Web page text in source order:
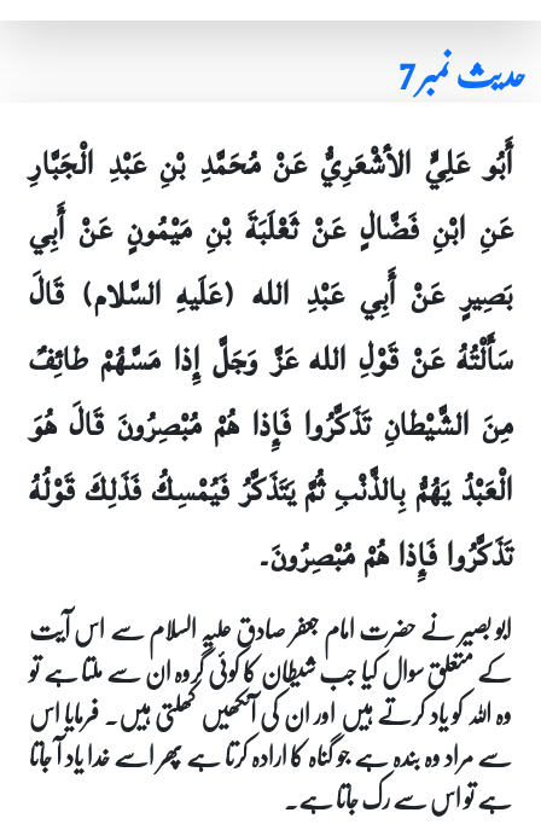
حدیث نمبر 7
أَبُو عَلِيٍّ الأشْعَرِيُّ عَنْ مُحَمَّدِ بْنِ عَبْدِ الْجَبَّارِ
عَنِ ابْنِ فَضَّالٍ عَنْ ثَعْلَبَةَ بْنِ مَيْمُونٍ عَنْ أَبِي
بَصِيرٍ عَنْ أَبِي عَبْدِ الله (عَلَيهِ السَّلام) قَالَ
سَأَلْتُهُ عَنْ قَوْلِ الله عَزَّ وَجَلَّ إِذا مَسَّهُمْ طائِفٌ
مِنَ الشَّيْطانِ تَذَكَّرُوا فَإِذا هُمْ مُبْصِرُونَ قَالَ هُوَ
الْعَبْدُ يَهُمُّ بِالذَّنْبِ ثُمَّ يَتَذَكَّرُ فَيُمْسِكُ فَذَلِكَ قَوْلُهُ
تَذَكَّرُوا فَإِذا هُمْ مُبْصِرُونَ۔
ابو بصیر نے حضرت امام جعفر صادق علیہ السلام سے اس آیت
کے متعلق سوال کیا جب شیطان کا کوئی گروہ ان سے ملتا ہے تو
وہ اللہ کو یاد کرتے ہیں اور ان کی آنکھیں کھلتی ہیں۔ فرمایا اس
سے مراد وہ بندہ ہے جو گناہ کا ارادہ کرتا ہے پھر اسے خدا یاد آ جاتا
ہے تو اس سے رک جاتا ہے۔